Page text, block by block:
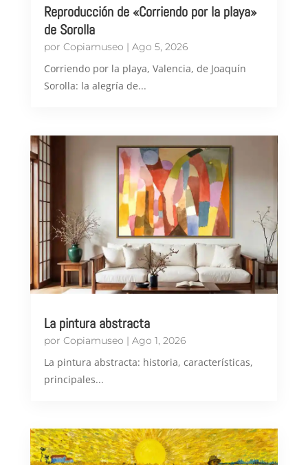
Reproducción de «Corriendo por la playa»
de Sorolla
por Copiamuseo | Ago 5, 2026
Corriendo por la playa, Valencia, de Joaquín
Sorolla: la alegría de...
La pintura abstracta
por Copiamuseo | Ago 1, 2026
​La pintura abstracta: historia, características,
principales...